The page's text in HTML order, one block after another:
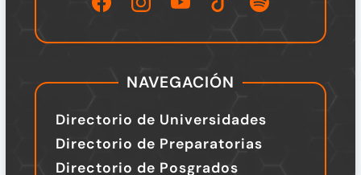
NAVEGACIÓN
Directorio de Universidades
Directorio de Preparatorias
Directorio de Posgrados